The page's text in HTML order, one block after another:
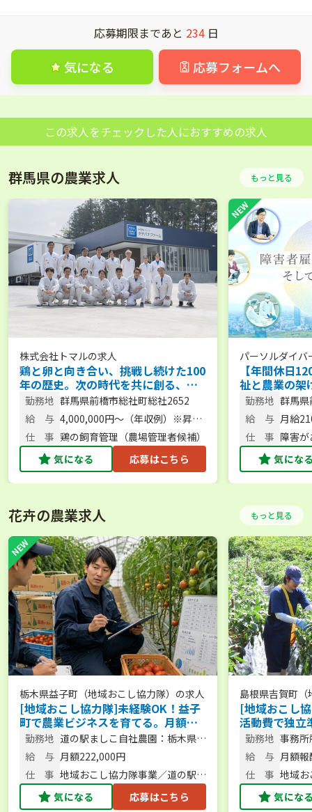
応募期限まであと 234日
気になる 応募フォームへ
この求人をチェックした人におすすめの求人
群馬県の農業求人 もっと見る
株式会社トマルの求人
鶏と卵と向き合い、挑戦し続けた100
年の歴史。次の時代を共に創る、農
場長候補を募集。 【未経験歓迎／人
柄重視】
勤務地 群馬県前橋市総社町総社2652
給 与 4,000,000円～（年収例）※昇
給・賞与あり
仕 事 鶏の飼育管理（農場管理者候補）
気になる
応募はこちら
パーソルダイバ
【年間休日
祉と農業の架
「できた！
勤務／安心
勤務地 群馬
地22
給 与 月給
仕 事 障害
気にな
花卉の農業求人 もっと見る
栃木県益子町（地域おこし協力隊） の求人
[地域おこし協力隊]未経験OK！益子
町で農業ビジネスを育てる。月額
22.2万円／地域のサポート◎＜まず
は相談からもOK！＞
勤務地 道の駅ましこ自社農園：栃木県益
子町
給 与 月額222,000円
仕 事 地域おこし協力隊事業／道の駅を
支える農業部門の運営・栽培・収
支管理
気になる 応募はこちら
島根県吉賀町
[地域おこし
活動費で独立
水質日本一
験からの就
OK！＞
勤務地 事務
町内
給 与 月額
仕 事 地域
を盛
修員
気にな